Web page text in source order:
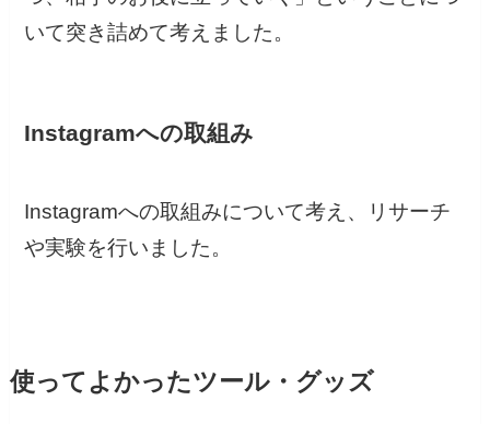
いて突き詰めて考えました。
Instagramへの取組み
Instagramへの取組みについて考え、リサーチ
や実験を行いました。
使ってよかったツール・グッズ